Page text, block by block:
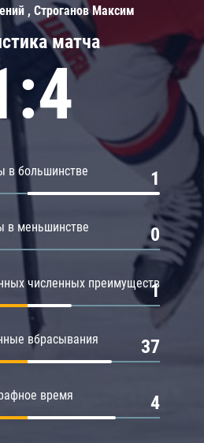
матча
в большинстве 1
в меньшинстве 0
численных преимуществ
1
вбрасывания 37
время 4
, Строганов Максим